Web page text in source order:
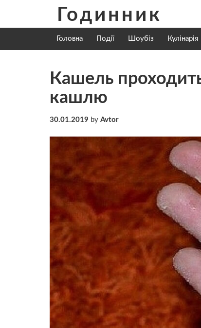
content
Годинник
Головна Події Шоубіз Кулінарія
Кашель
кашлю
30.01.2019 by Avtor